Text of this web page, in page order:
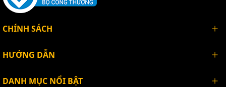
CHÍNH SÁCH
HƯỚNG DẪN
DANH MỤC NỔI BẬT